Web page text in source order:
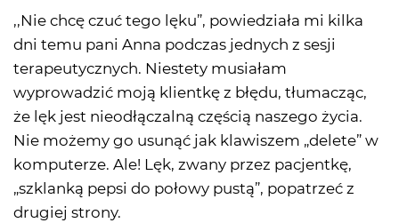
,,Nie chcę czuć tego lęku”, powiedziała mi kilka
dni temu pani Anna podczas jednych z sesji
terapeutycznych. Niestety musiałam
wyprowadzić moją klientkę z błędu, tłumacząc,
że lęk jest nieodłączalną częścią naszego życia.
Nie możemy go usunąć jak klawiszem „delete” w
komputerze. Ale! Lęk, zwany przez pacjentkę,
„szklanką pepsi do połowy pustą”, popatrzeć z
drugiej strony.